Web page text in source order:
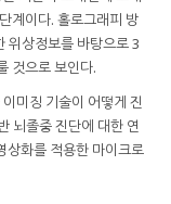
계이다. 홀로그래피 방
위상정보를 바탕으로 3
것으로 보인다.
미징 기술이 어떻게 진
뇌졸중 진단에 대한 연
상화를 적용한 마이크로